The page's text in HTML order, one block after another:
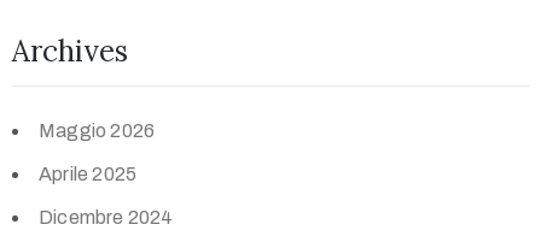
Archives
Maggio 2026
Aprile 2025
Dicembre 2024